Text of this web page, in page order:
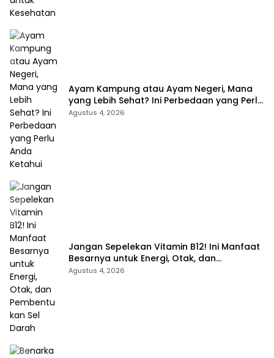
Ayam Kampung atau Ayam Negeri, Mana
yang Lebih Sehat? Ini Perbedaan yang Perlu
Anda Ketahui
Agustus 4, 2026
Jangan Sepelekan Vitamin B12! Ini Manfaat
Besarnya untuk Energi, Otak, dan
Pembentukan Sel Darah
Agustus 4, 2026